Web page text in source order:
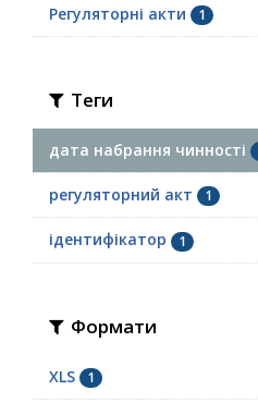
Регуляторні акти 1
Теги
дата набрання чинності
регуляторний акт 1
ідентифікатор 1
Формати
XLS 1